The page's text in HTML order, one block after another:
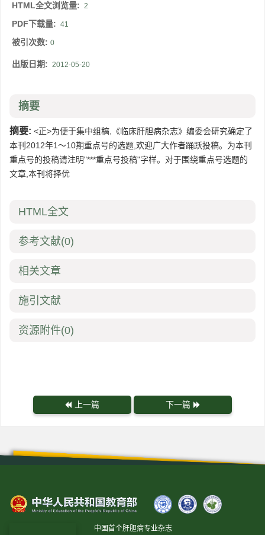
HTML全文浏览量: 2
PDF下载量: 41
被引次数: 0
出版日期: 2012-05-20
摘要
摘要: <正>为便于集中组稿,《临床肝胆病杂志》编委会研究确定了
本刊2012年1～10期重点号的选题,欢迎广大作者踊跃投稿。为本刊
重点号的投稿请注明"***重点号投稿"字样。对于围绕重点号选题的
文章,本刊将择优
HTML全文
参考文献(0)
相关文章
施引文献
资源附件(0)
上一篇 下一篇
中国首个肝胆病专业杂志